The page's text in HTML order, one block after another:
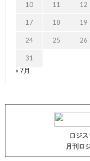
10 11 12
17 18 19
24 25 26
31
« 7月
ロジ
月刊ロ